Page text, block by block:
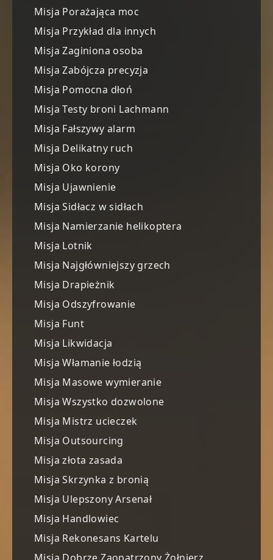
Misja Porażająca moc
Misja Przykład dla innych
Misja Zaginiona osoba
Misja Zabójcza precyzja
Misja Pomocna dłoń
Misja Testy broni Lachmann
Misja Fałszywy alarm
Misja Delikatny ruch
Misja Oko korony
Misja Ujawnienie
Misja Sidłacz w sidłach
Misja Namierzanie helikoptera
Misja Lotnik
Misja Najgłówniejszy grzech
Misja Drapieżnik
Misja Odszyfrowanie
Misja Funt
Misja Likwidacja
Misja Włamanie łodzią
Misja Masowe wymieranie
Misja Wszystko dozwolone
Misja Mistrz ucieczek
Misja Outsourcing
Misja złota zasada
Misja Skrzynka z bronią
Misja Ulepszony Arsenał
Misja Handlowiec
Misja Rekonesans Kartelu